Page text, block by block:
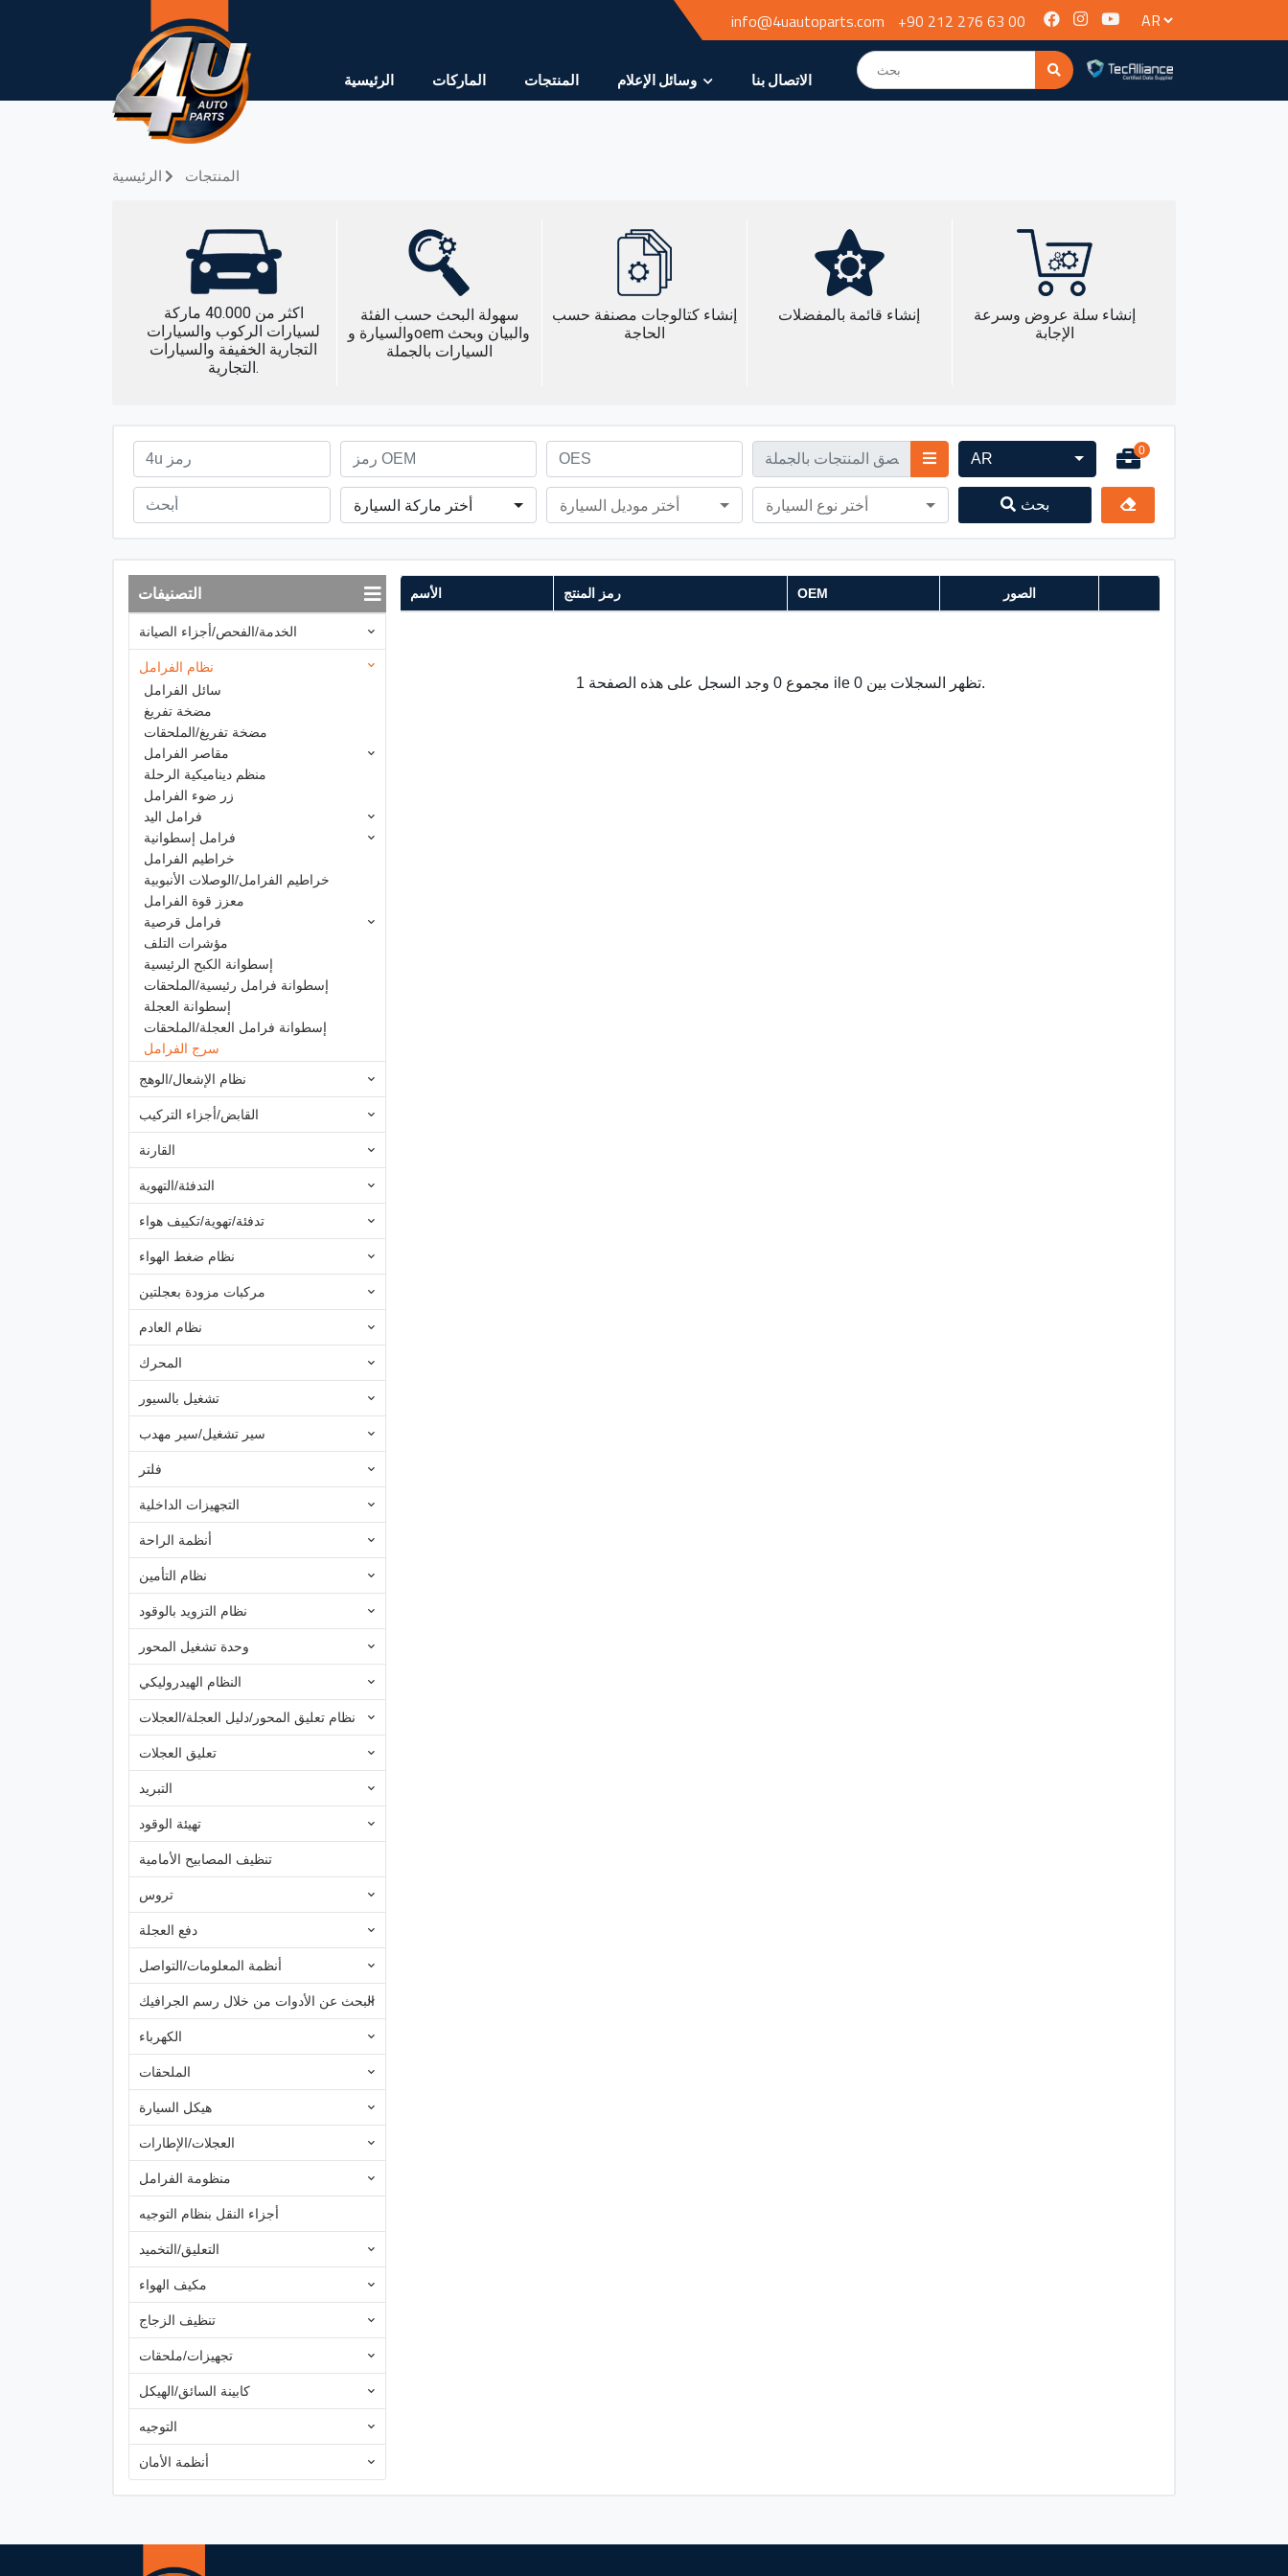
info@4uautoparts.com +90 212 276 63 00
الرئيسية الماركات المنتجات الاتصال بنا
الرئيسية المنتجات
اكثر من 40.000 ماركة
لسيارات الركوب والسيارات
التجارية الخفيفة والسيارات
التجارية.
سهولة البحث حسب الفئة
والسيارة وoem والبيان وبحث
السيارات بالجملة
إنشاء كتالوجات مصنفة حسب
الحاجة
إنشاء قائمة بالمفضلات
إنشاء سلة عروض وسرعة
الإجابة
AR 0
أختر ماركة السيارة أختر موديل السيارة أختر نوع السيارة بحث
التصنيفات
الخدمة/الفحص/أجزاء الصيانة
نظام الفرامل
سائل الفرامل
مضخة تفريغ
مضخة تفريغ/الملحقات
مقاصر الفرامل
منظم ديناميكية الرحلة
زر ضوء الفرامل
فرامل اليد
فرامل إسطوانية
خراطيم الفرامل
خراطيم الفرامل/الوصلات الأنبوبية
معزز قوة الفرامل
فرامل قرصية
مؤشرات التلف
إسطوانة الكبح الرئيسية
إسطوانة فرامل رئيسية/الملحقات
إسطوانة العجلة
إسطوانة فرامل العجلة/الملحقات
سرج الفرامل
نظام الإشعال/الوهج
القابض/أجزاء التركيب
القارنة
التدفئة/التهوية
تدفئة/تهوية/تكييف هواء
نظام ضغط الهواء
مركبات مزودة بعجلتين
نظام العادم
المحرك
تشغيل بالسيور
سير تشغيل/سير مهدب
فلتر
التجهيزات الداخلية
أنظمة الراحة
نظام التأمين
نظام التزويد بالوقود
وحدة تشغيل المحور
النظام الهيدروليكي
نظام تعليق المحور/دليل العجلة/العجلات
تعليق العجلات
التبريد
تهيئة الوقود
تنظيف المصابيح الأمامية
تروس
دفع العجلة
أنظمة المعلومات/التواصل
البحث عن الأدوات من خلال رسم الجرافيك
الكهرباء
الملحقات
هيكل السيارة
العجلات/الإطارات
منظومة الفرامل
أجزاء النقل بنظام التوجيه
التعليق/التخميد
مكيف الهواء
تنظيف الزجاج
تجهيزات/ملحقات
كابينة السائق/الهيكل
التوجيه
أنظمة الأمان
الأسم رمز المنتج OEM الصور
مجموع 0 وجد السجل على هذه الصفحة 1 ile 0 تظهر السجلات بين.